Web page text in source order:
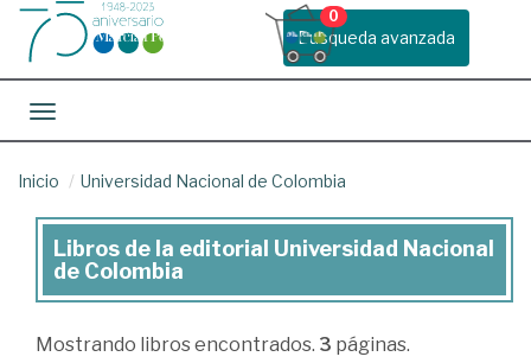
Busqueda avanzada
0
Toggle navigation
Inicio Universidad Nacional de Colombia
Libros
de
la
Libros de la editorial Universidad Nacional
de Colombia
Mostrando libros encontrados. 3 páginas.